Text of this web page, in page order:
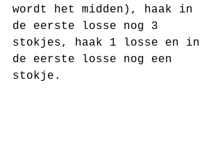
wordt het midden), haak in
de eerste losse nog 3
stokjes, haak 1 losse en in
de eerste losse nog een
stokje.